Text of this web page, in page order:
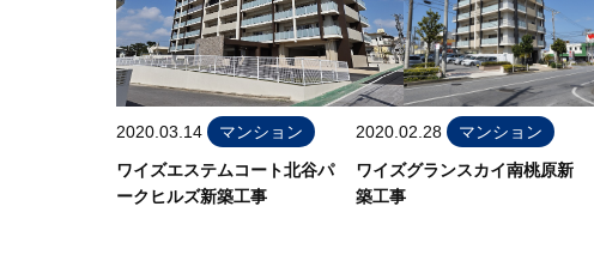
2020.03.14
マンション
ワイズエステムコート北谷パ
ークヒルズ新築工事
2020.02.28
マンション
ワイズグランスカイ南桃原新
築工事